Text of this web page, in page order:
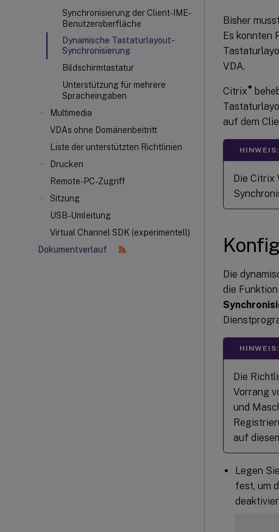
Synchronisierung der Client-IME-
Benutzeroberfläche
Dynamische Tastaturlayout-
Synchronisierung
Bildschirmtastatur
Unterstützung für mehrere
Spracheingaben
Multimedia
VDAs ohne Domänenbeitritt
Liste der unterstützten Richtlinien
Drucken
Remote-PC-Zugriff
Sitzung
USB-Umleitung
Virtual Channel SDK (experimentell)
Dokumentverlauf
Bisher
Es konnten
VDA.
Citrix®
auf dem
HINWEIS:
Die Citrix
Die
die
HINWEIS:
Die
Vorrang
und
auf
Legen
fest, um